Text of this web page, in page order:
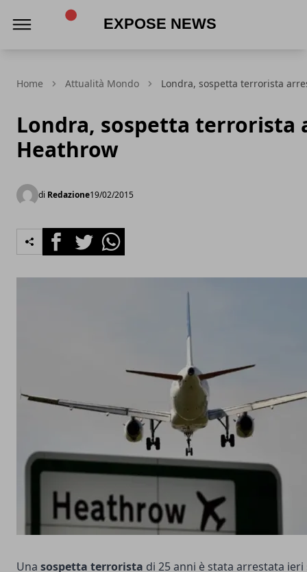
Home Attualità Mondo Londra, sospetta terrorista
Londra, sospetta terrorista
Heathrow
di Redazione19/02/2015
FacebookTwitterWhatsapp
Una sospetta terrorista di 25 anni è stata arrestata